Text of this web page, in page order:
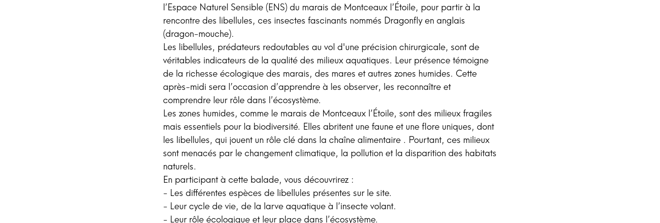
l’Espace Naturel Sensible (ENS) du marais de Montceaux l’Étoile, pour partir à la
rencontre des libellules, ces insectes fascinants nommés Dragonfly en anglais
(dragon-mouche).
Les libellules, prédateurs redoutables au vol d'une précision chirurgicale, sont de
véritables indicateurs de la qualité des milieux aquatiques. Leur présence témoigne
de la richesse écologique des marais, des mares et autres zones humides. Cette
après-midi sera l’occasion d’apprendre à les observer, les reconnaître et
comprendre leur rôle dans l’écosystème.
Les zones humides, comme le marais de Montceaux l’Étoile, sont des milieux fragiles
mais essentiels pour la biodiversité. Elles abritent une faune et une flore uniques, dont
les libellules, qui jouent un rôle clé dans la chaîne alimentaire . Pourtant, ces milieux
sont menacés par le changement climatique, la pollution et la disparition des habitats
naturels.
En participant à cette balade, vous découvrirez :
- Les différentes espèces de libellules présentes sur le site.
- Leur cycle de vie, de la larve aquatique à l’insecte volant.
- Leur rôle écologique et leur place dans l’écosystème.